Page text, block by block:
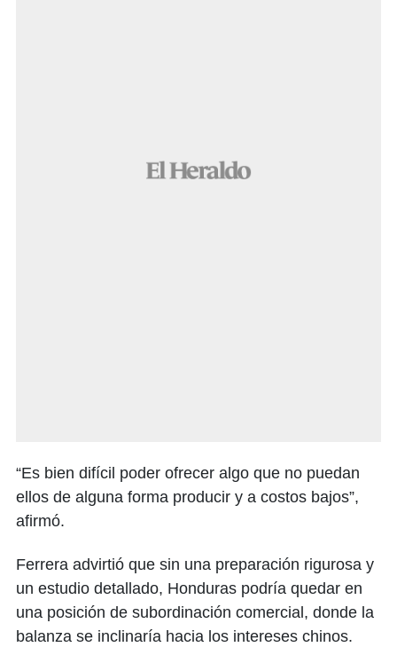
“Es bien difícil poder ofrecer algo que no puedan
ellos de alguna forma producir y a costos bajos”,
afirmó.
Ferrera advirtió que sin una preparación rigurosa y
un estudio detallado, Honduras podría quedar en
una posición de subordinación comercial, donde la
balanza se inclinaría hacia los intereses chinos.